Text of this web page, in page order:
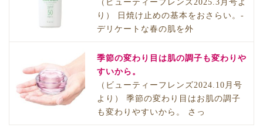
（ビューティーフレンズ2025.3月号よ
り） 日焼け止めの基本をおさらい。-
デリケートな春の肌を外
季節の変わり目は肌の調子も変わりや
すいから。
（ビューティーフレンズ2024.10月号
より） 季節の変わり目はお肌の調子
も変わりやすいから。 さっ